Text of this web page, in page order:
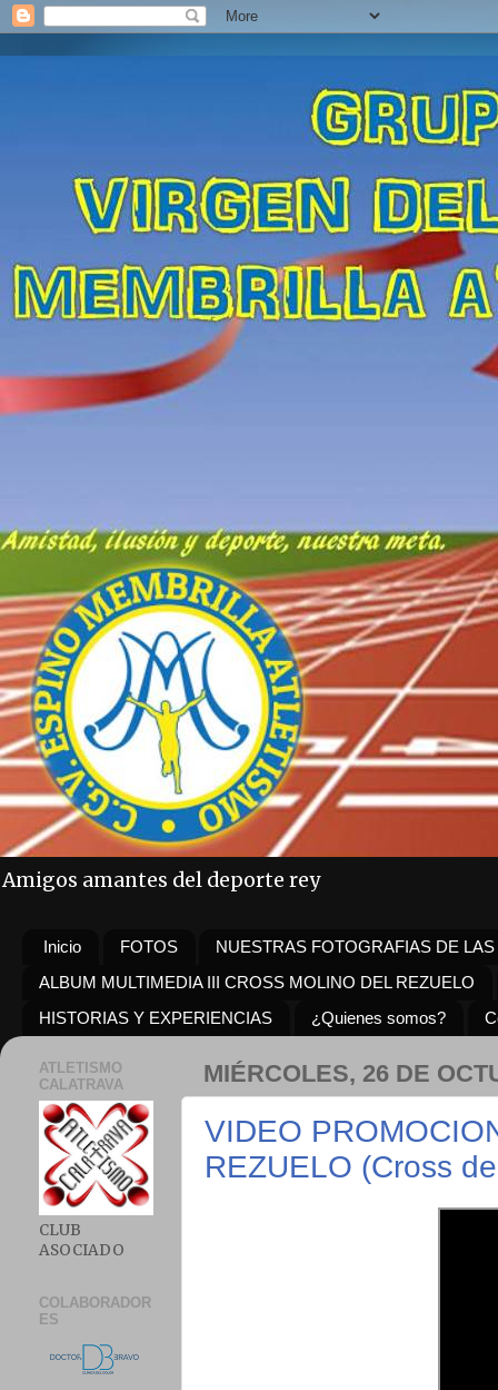
Amigos amantes del deporte rey
Inicio FOTOS
NUESTRAS FOTOGRAFIAS DE
ALBUM MULTIMEDIA III CROSS MOLINO DEL REZUELO
HISTORIAS Y EXPERIENCIAS
¿Quienes somos?
MIÉRCOLES, 26 DE
VIDEO
REZUELO (Cross
ATLETISMO
CALATRAVA
CLUB
ASOCIADO
COLABORADOR
ES